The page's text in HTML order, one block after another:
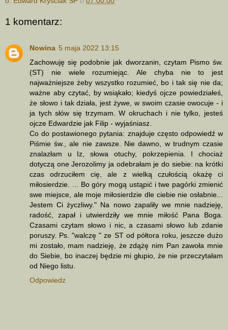
1 komentarz:
Nowina 5 maja 2022 13:15
Zachowuję się podobnie jak dworzanin, czytam Pismo św.
(ST) nie wiele rozumiejąc. Ale chyba nie to jest
najważniejsze żeby wszystko rozumieć, bo i tak się nie da;
ważne aby czytać, by wsiąkało; kiedyś ojcze powiedziałeś,
że słowo i tak działa, jest żywe, w swoim czasie owocuje - i
ja tych słów się trzymam. W okruchach i nie tylko, jesteś
ojcze Edwardzie jak Filip - wyjaśniasz.
Co do postawionego pytania: znajduje często odpowiedź w
Piśmie św., ale nie zawsze. Nie dawno, w trudnym czasie
znalazłam u Iz, słowa otuchy, pokrzepienia. I chociaż
dotyczą one Jerozolimy ja odebrałam je do siebie: na krótki
czas odrzuciłem cię, ale z wielką czułością okażę ci
miłosierdzie. ... Bo góry mogą ustąpić i twe pagórki zmienić
swe miejsce, ale moje miłosierdzie dle ciebie nie osłabnie...
Jestem Ci życzliwy." Na nowo zapaliły we mnie nadzieję,
radość, zapał i utwierdziły we mnie miłość Pana Boga.
Czasami czytam słowo i nic, a czasami słowo lub zdanie
poruszy. Ps. "walczę " ze ST od półtora roku, jeszcze dużo
mi zostało, mam nadzieję, że zdążę nim Pan zawoła mnie
do Siebie, bo inaczej będzie mi głupio, że nie przeczytałam
od Niego listu.
Odpowiedz